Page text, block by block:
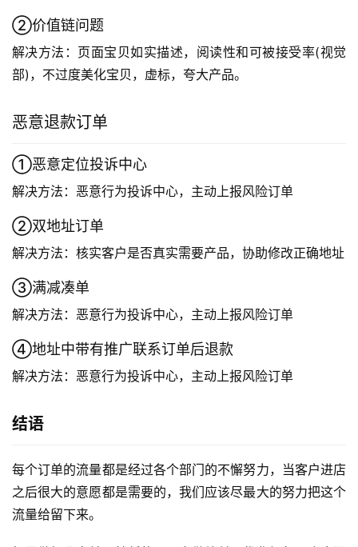
②价值链问题
解决方法：页面宝贝如实描述，阅读性和可被接受率(视觉
部)，不过度美化宝贝，虚标，夸大产品。
恶意退款订单
①恶意定位投诉中心
解决方法：恶意行为投诉中心，主动上报风险订单
②双地址订单
解决方法：核实客户是否真实需要产品，协助修改正确地址
③满减凑单
解决方法：恶意行为投诉中心，主动上报风险订单
④地址中带有推广联系订单后退款
解决方法：恶意行为投诉中心，主动上报风险订单
结语
每个订单的流量都是经过各个部门的不懈努力，当客户进店
之后很大的意愿都是需要的，我们应该尽最大的努力把这个
流量给留下来。